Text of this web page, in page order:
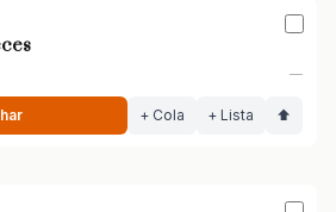
—
+ Cola + Lista ⬆